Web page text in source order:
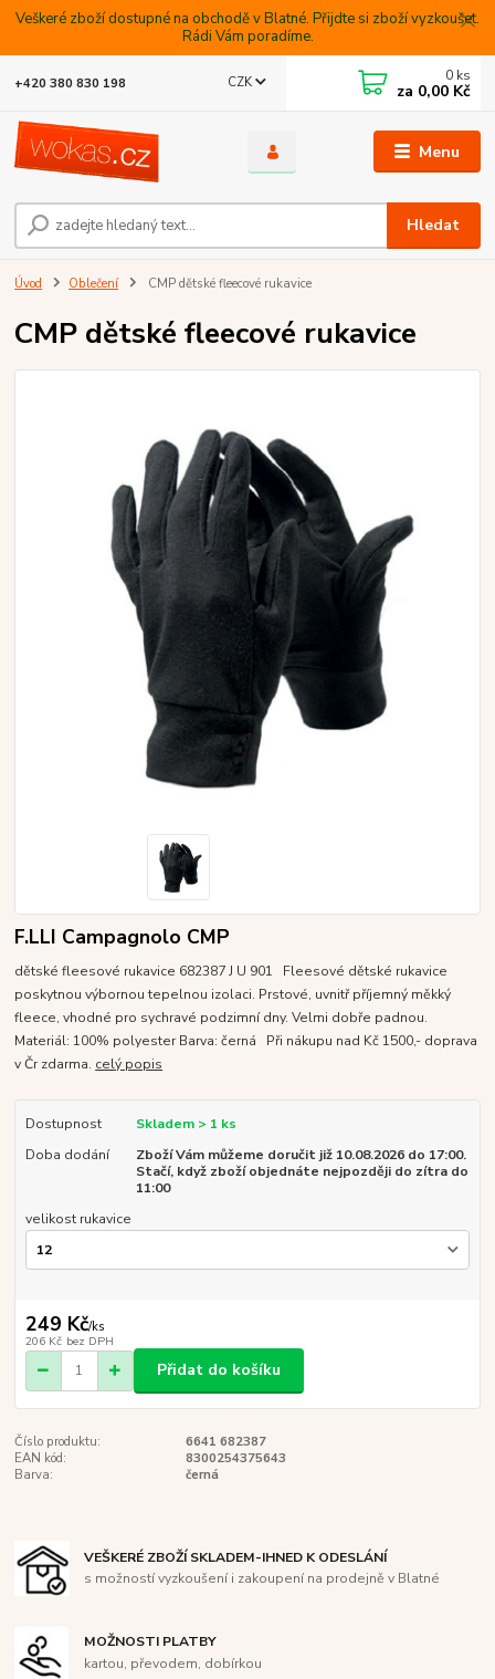
Veškeré zboží dostupné na obchodě v Blatné. Přijdte si zboží vyzkoušet.
Rádi Vám poradíme.
Menu
CZK
Hledat
+420 380 830 198 0 ks
za 0,00 Kč
Úvod Oblečení CMP dětské fleecové rukavice
CMP dětské fleecové rukavice
F.LLI Campagnolo CMP
dětské fleesové rukavice 682387 J U 901 Fleesové dětské rukavice
poskytnou výbornou tepelnou izolaci. Prstové, uvnitř příjemný měkký
fleece, vhodné pro sychravé podzimní dny. Velmi dobře padnou.
Materiál: 100% polyester Barva: černá Při nákupu nad Kč 1500,- doprava
v Čr zdarma. celý popis
Dostupnost
Skladem > 1 ks
Doba dodání
Zboží Vám můžeme doručit již 10.08.2026 do 17:00.
Stačí, když zboží objednáte nejpozději do zítra do
11:00
velikost rukavice
249 Kč/ks
206 Kč bez DPH
Přidat do košíku
Číslo produktu:
6641 682387
EAN kód:
8300254375643
Barva:
černá
VEŠKERÉ ZBOŽÍ SKLADEM-IHNED K ODESLÁNÍ
s možností vyzkoušení i zakoupení na prodejně v Blatné
MOŽNOSTI PLATBY
kartou, převodem, dobírkou